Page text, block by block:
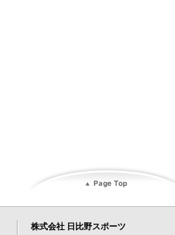
株式会社 日比野スポーツ